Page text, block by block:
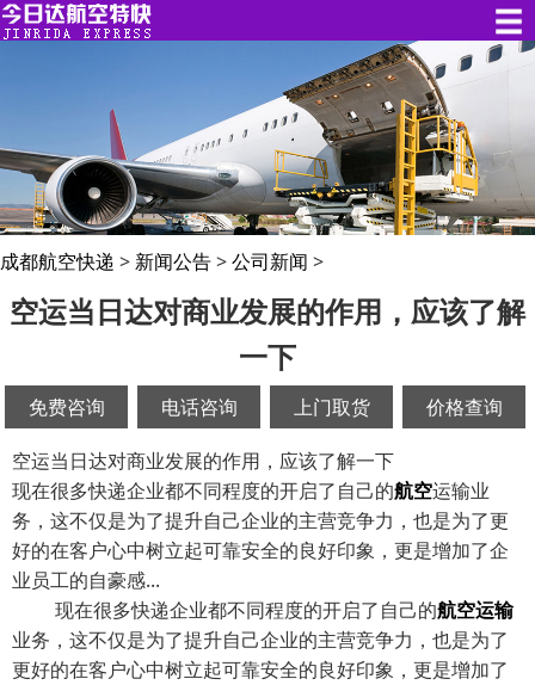
成都航空快递 > 新闻公告>公司新闻 >
空运当日达对商业发展的作用，应该了解
一下
免费咨询 电话咨询 上门取货 价格查询
空运当日达对商业发展的作用，应该了解一下
现在很多快递企业都不同程度的开启了自己的航空运输业
务，这不仅是为了提升自己企业的主营竞争力，也是为了更
好的在客户心中树立起可靠安全的良好印象，更是增加了企
业员工的自豪感...
现在很多快递企业都不同程度的开启了自己的航空运输
业务，这不仅是为了提升自己企业的主营竞争力，也是为了
更好的在客户心中树立起可靠安全的良好印象，更是增加了